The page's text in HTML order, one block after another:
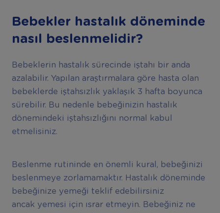
Bebekler hastalık döneminde
nasıl beslenmelidir?
Bebeklerin hastalık sürecinde iştahı bir anda
azalabilir. Yapılan araştırmalara göre hasta olan
bebeklerde iştahsızlık yaklaşık 3 hafta boyunca
sürebilir. Bu nedenle bebeğinizin hastalık
dönemindeki iştahsızlığını normal kabul
etmelisiniz.
Beslenme rutininde en önemli kural, bebeğinizi
beslenmeye zorlamamaktır. Hastalık döneminde
bebeğinize yemeği teklif edebilirsiniz
ancak yemesi için ısrar etmeyin. Bebeğiniz ne